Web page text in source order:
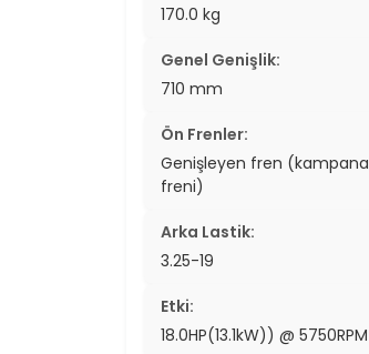
170.0 kg
Genel Genişlik:
710 mm
Ön Frenler:
Genişleyen fren (kampana
freni)
Arka Lastik:
3.25-19
Etki:
18.0HP(13.1kW)) @ 5750RPM